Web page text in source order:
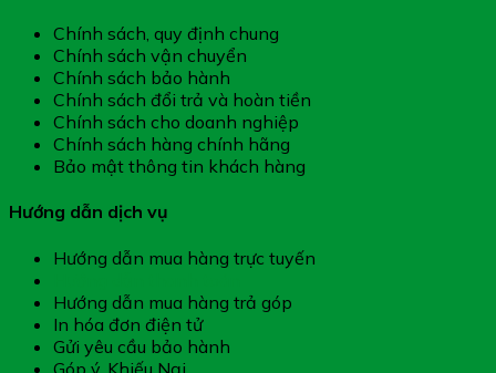
Chính sách, quy định chung
Chính sách vận chuyển
Chính sách bảo hành
Chính sách đổi trả và hoàn tiền
Chính sách cho doanh nghiệp
Chính sách hàng chính hãng
Bảo mật thông tin khách hàng
Hướng dẫn dịch vụ
Hướng dẫn mua hàng trực tuyến
Hướng dẫn mua hàng trả góp
In hóa đơn điện tử
Gửi yêu cầu bảo hành
Góp ý, Khiếu Nại